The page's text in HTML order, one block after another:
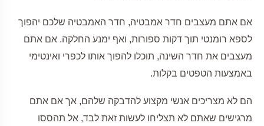
אם אתם מעצבים חדר אמבטיה, חדר האמבטיה שלכם יהפוך
לספא רומנטי תוך דקות ספורות, ואף ימנע החלקה. אם אתם
מעצבים את חדר השינה, תוכלו להפוך אותו לכפרי ואינטימי
באמצעות הטפטים בקלות.
הם לא מצריכים אנשי מקצוע להדבקה שלהם, אך אם אתם
מרגישים שאתם לא תצליחו לעשות זאת לבד, אל תהססו